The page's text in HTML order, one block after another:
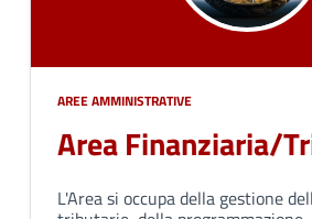
AREE AMMINISTRATIVE
Area Finanziaria/
L'Area si occupa della gestione